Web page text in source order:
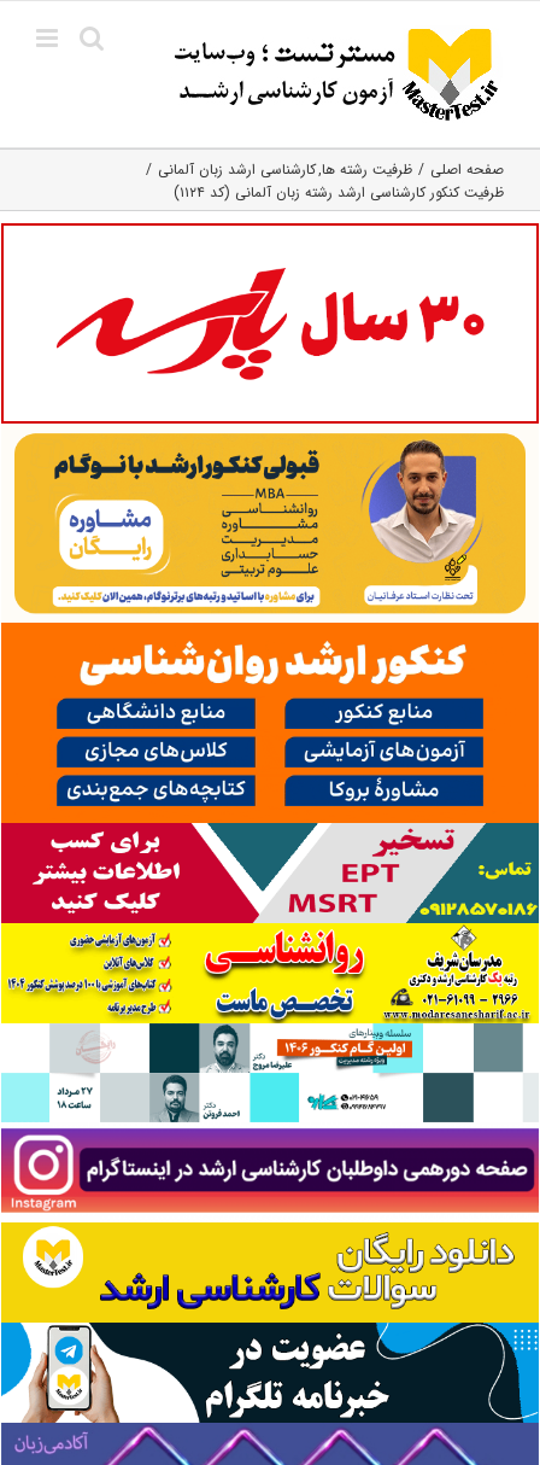
content
صفحه اصلی ظرفیت رشته ها کارشناسی ارشد زبان آلمانی
ظرفیت کنکور کارشناسی ارشد رشته زبان آلمانی (کد ۱۱۲۴)